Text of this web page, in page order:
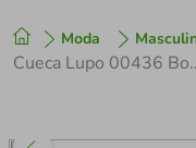
Moda
Cueca
1 º tenis